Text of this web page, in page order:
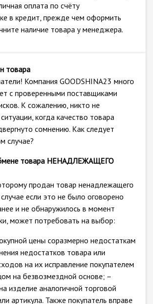
оплата по счёту
в кредит, прежде чем оформить
наличие товара у менеджера.
товара
Компания GOODSHINA23 много
с проверенными поставщиками
К сожалению, никто не
когда качество товара
сомнению. Как следует
случае?
товара НЕНАДЛЕЖАЩЕГО
продан товар ненадлежащего
если это не было оговорено
и не обнаружилось в момент
может потребовать на выбор:
цены соразмерно недостаткам
недостатков товара или
на их исправление покупателем
на безвозмездной основе; –
изделие аналогичной торговой
артикула. Также покупатель вправе